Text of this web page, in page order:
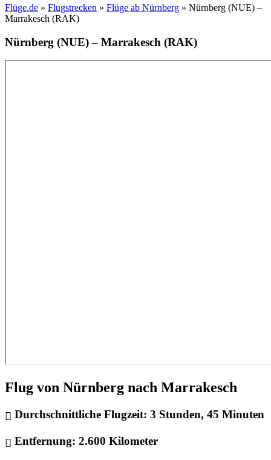
Flüge.de » Flugstrecken » Flüge ab Nürnberg » Nürnberg (NUE) –
Marrakesch (RAK)
Nürnberg (NUE) – Marrakesch (RAK)
Flug von Nürnberg nach Marrakesch
Durchschnittliche Flugzeit: 3 Stunden, 45 Minuten
Entfernung: 2.600 Kilometer